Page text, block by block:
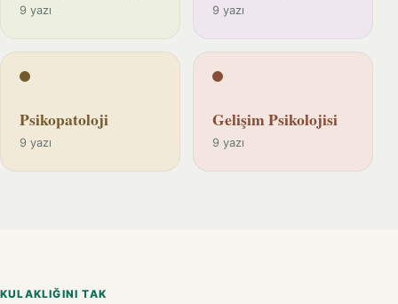
9 yazı 9 yazı
Psikopatoloji
9 yazı
Gelişim Psikolojisi
9 yazı
KULAKLIĞINI TAK